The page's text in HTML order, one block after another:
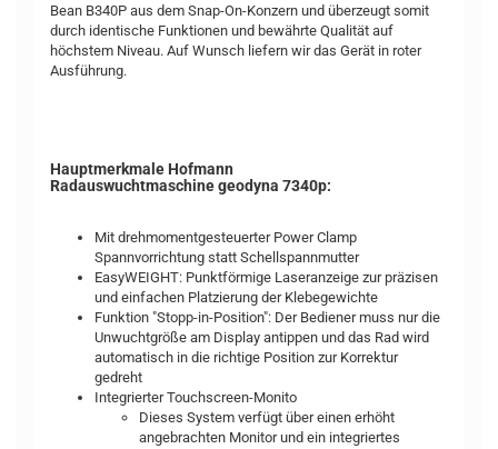
Bean B340P aus dem Snap-On-Konzern und überzeugt somit
durch identische Funktionen und bewährte Qualität auf
höchstem Niveau. Auf Wunsch liefern wir das Gerät in roter
Ausführung.
Hauptmerkmale Hofmann
Radauswuchtmaschine geodyna 7340p:
Mit drehmomentgesteuerter Power Clamp
Spannvorrichtung statt Schellspannmutter
EasyWEIGHT: Punktförmige Laseranzeige zur präzisen
und einfachen Platzierung der Klebegewichte
Funktion "Stopp-in-Position": Der Bediener muss nur die
Unwuchtgröße am Display antippen und das Rad wird
automatisch in die richtige Position zur Korrektur
gedreht
Integrierter Touchscreen-Monito
Dieses System verfügt über einen erhöht
angebrachten Monitor und ein integriertes